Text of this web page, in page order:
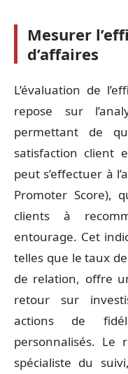
Mesurer
d’affaires
L’évaluation de
repose sur
permettant de
satisfaction client
peut s’effectuer à
Promoter Score),
clients à
entourage. Cet
telles que le taux
de relation, offre
retour sur
actions de
personnalisés. Le
spécialiste du